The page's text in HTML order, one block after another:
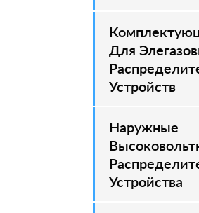
Для
Устройств
–
Наружные
Устройства
–